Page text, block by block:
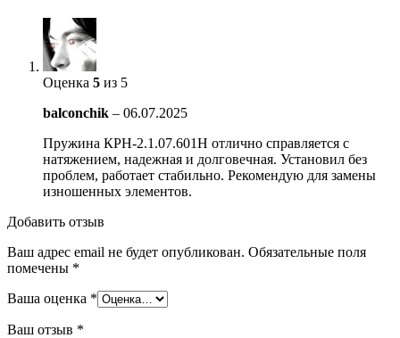
Оценка 5 из 5
balconchik – 06.07.2025
Пружина КРН-2.1.07.601Н отлично справляется с
натяжением, надежная и долговечная. Установил без
проблем, работает стабильно. Рекомендую для замены
изношенных элементов.
Добавить отзыв
Ваш адрес email не будет опубликован. Обязательные поля
помечены *
Ваша оценка *
Ваш отзыв *